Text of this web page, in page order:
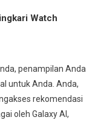
Watch
penampilan Anda
untuk Anda. Anda,
rekomendasi
oleh Galaxy AI,